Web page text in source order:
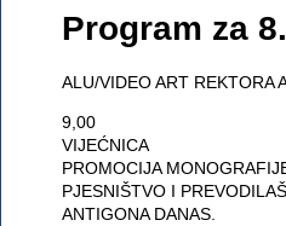
Program za
ALU/VIDEO ART REKTORA
9,00
VIJEĆNICA
PROMOCIJA
PJESNIŠTVO I
ANTIGONA DANAS.